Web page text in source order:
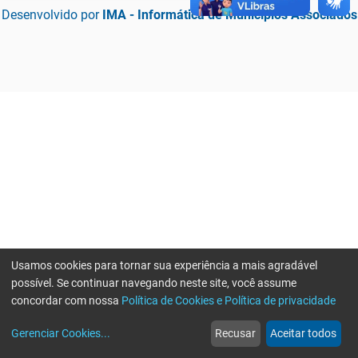
Desenvolvido por IMA - Informática de Municípios Associados
web
Notícias
more_horiz
Mais
Usamos cookies para tornar sua experiência a mais agradável
possível. Se continuar navegando neste site, você assume
concordar com nossa Política de Cookies e Política de privacidade
Gerenciar Cookies... Recusar Aceitar todos
Erro ao enviar informações, por favor tente novamente